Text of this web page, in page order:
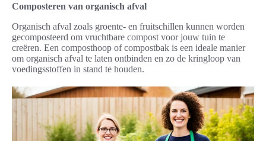
Composteren van organisch afval
Organisch afval zoals groente- en fruitschillen kunnen worden
gecomposteerd om vruchtbare compost voor jouw tuin te
creëren. Een composthoop of compostbak is een ideale manier
om organisch afval te laten ontbinden en zo de kringloop van
voedingsstoffen in stand te houden.